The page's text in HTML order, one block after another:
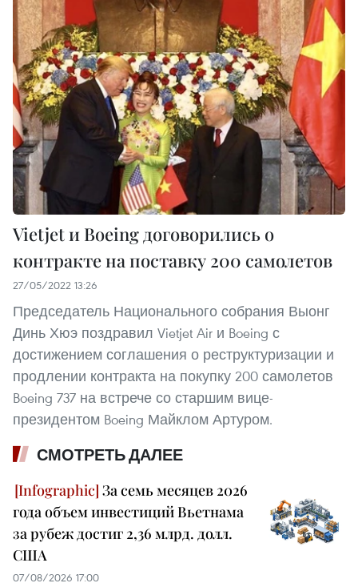
Vietjet и Boeing договорились о
контракте на поставку 200 самолетов
27/05/2022 13:26
Председатель Национального собрания Выонг
Динь Хюэ поздравил Vietjet Air и Boeing с
достижением соглашения о реструктуризации и
продлении контракта на покупку 200 самолетов
Boeing 737 на встрече со старшим вице-
президентом Boeing Майклом Артуром.
СМОТРЕТЬ ДАЛЕЕ
За семь месяцев 2026
года объем инвестиций Вьетнама
за рубеж достиг 2,36 млрд. долл.
США
07/08/2026 17:00